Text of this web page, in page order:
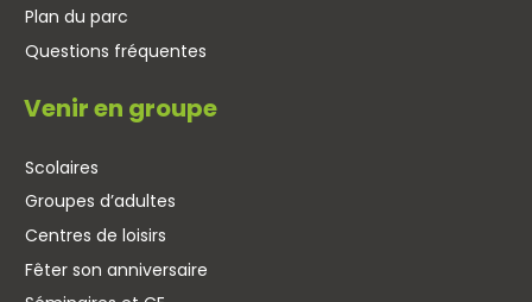
Plan du parc
Questions fréquentes
Venir en groupe
Scolaires
Groupes d’adultes
Centres de loisirs
Fêter son anniversaire